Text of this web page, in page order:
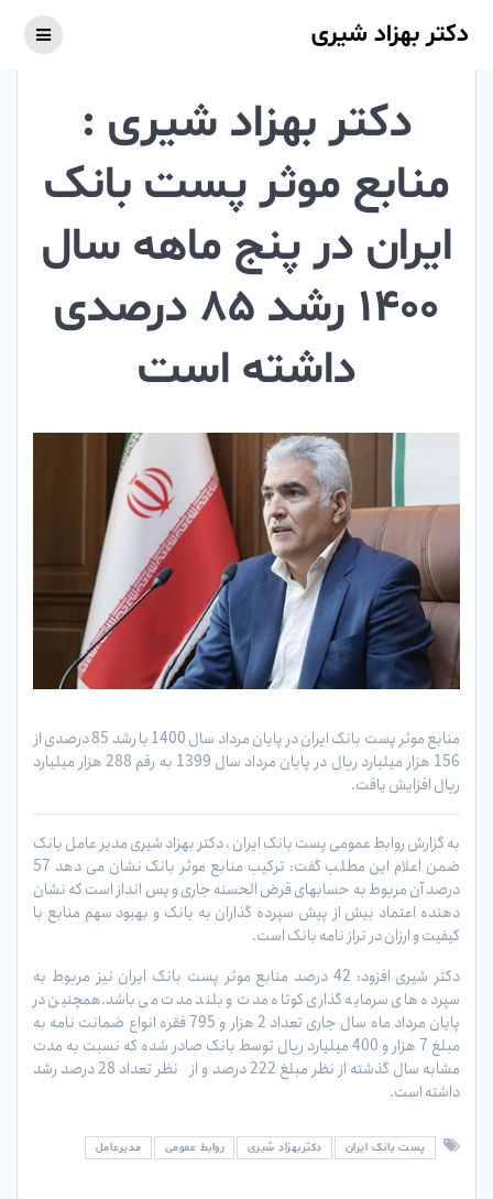
دکتر بهزاد شیری
دکتر بهزاد شیری :
منابع موثر پست بانک
ایران در پنج ماهه سال
1400 رشد 85 درصدی
داشته است
منابع موثر پست بانک ایران در پایان مرداد سال 1400 با رشد 85 درصدی از
156 هزار میلیارد ریال در پایان مرداد سال 1399 به رقم 288 هزار میلیارد
ریال افزایش یافت.
به گزارش روابط عمومی پست بانک ایران ، دکتر بهزاد شیری مدیر عامل بانک
ضمن اعلام این مطلب گفت: ترکیب منابع موثر بانک نشان می دهد 57
درصد آن مربوط به حسابهای قرض الحسنه جاری و پس انداز است که نشان
دهنده اعتماد بیش از پیش سپرده گذاران به بانک و بهبود سهم منابع با
کیفیت و ارزان در تراز نامه بانک است.
دکتر شیری افزود: 42 درصد منابع موثر پست بانک ایران نیز مربوط به
سپرده های سرمایه گذاری کوتاه مدت و بلند مدت می باشد.همچنین در
پایان مرداد ماه سال جاری تعداد 2 هزار و 795 فقره انواع ضمانت نامه به
مبلغ 7 هزار و 400 میلیارد ریال توسط بانک صادر شده که نسبت به مدت
مشابه سال گذشته از نظر مبلغ 222 درصد و از نظر تعداد 28 درصد رشد
داشته است.
پست بانک ایران دکتربهزاد شیری روابط عمومی مدیرعامل